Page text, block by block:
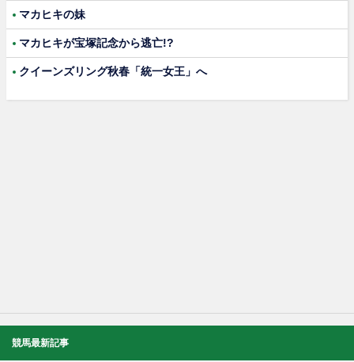
マカヒキの妹
マカヒキが宝塚記念から逃亡!?
クイーンズリング秋春「統一女王」へ
競馬最新記事